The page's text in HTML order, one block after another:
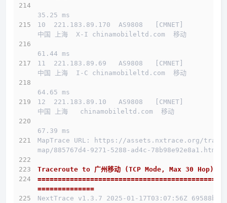
35.25 ms
10  221.183.89.170  AS9808   [CMNET]
中国 上海  X-I chinamobileltd.com  移动
61.44 ms
11  221.183.89.69   AS9808   [CMNET]
中国 上海  I-C chinamobileltd.com  移动
64.65 ms
12  221.183.89.10   AS9808   [CMNET]
中国 上海   chinamobileltd.com  移动
67.39 ms
MapTrace URL: https://assets.nxtrace.org/trace
map/885767d4-9271-5288-ad4c-78b98e92e8a1.html
Traceroute to 广州移动 (TCP Mode, Max 30 Hop)
==============================================
==============
NextTrace v1.3.7 2025-01-17T03:07:56Z 69588b0